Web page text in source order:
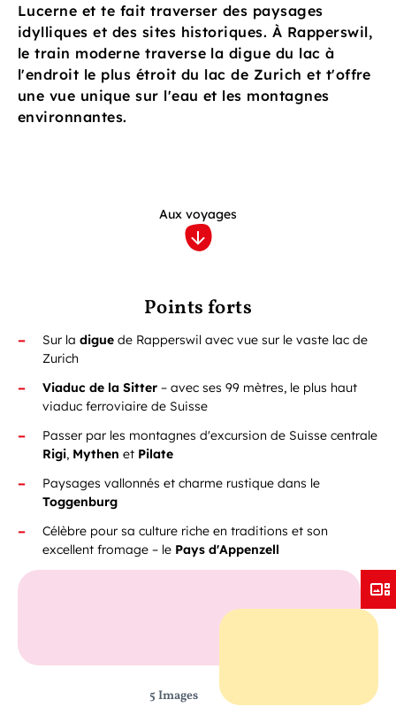
Lucerne et te fait traverser des paysages
idylliques et des sites historiques. À Rapperswil,
le train moderne traverse la digue du lac à
l'endroit le plus étroit du lac de Zurich et t'offre
une vue unique sur l'eau et les montagnes
environnantes.
Aux voyages
Points forts
Sur la digue de Rapperswil avec vue sur le vaste lac de
Zurich
Viaduc de la Sitter – avec ses 99 mètres, le plus haut
viaduc ferroviaire de Suisse
Passer par les montagnes d'excursion de Suisse centrale
Rigi, Mythen et Pilate
Paysages vallonnés et charme rustique dans le
Toggenburg
Célèbre pour sa culture riche en traditions et son
excellent fromage – le Pays d'Appenzell
5 Images